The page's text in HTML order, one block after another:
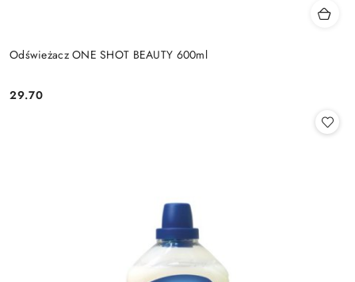
Odświeżacz ONE SHOT BEAUTY 600ml
Cena:
29.70